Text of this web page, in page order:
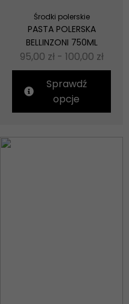
Środki polerskie
PASTA POLERSKA
BELLINZONI 750ML
95,00 zł - 100,00 zł
Sprawdź
opcje